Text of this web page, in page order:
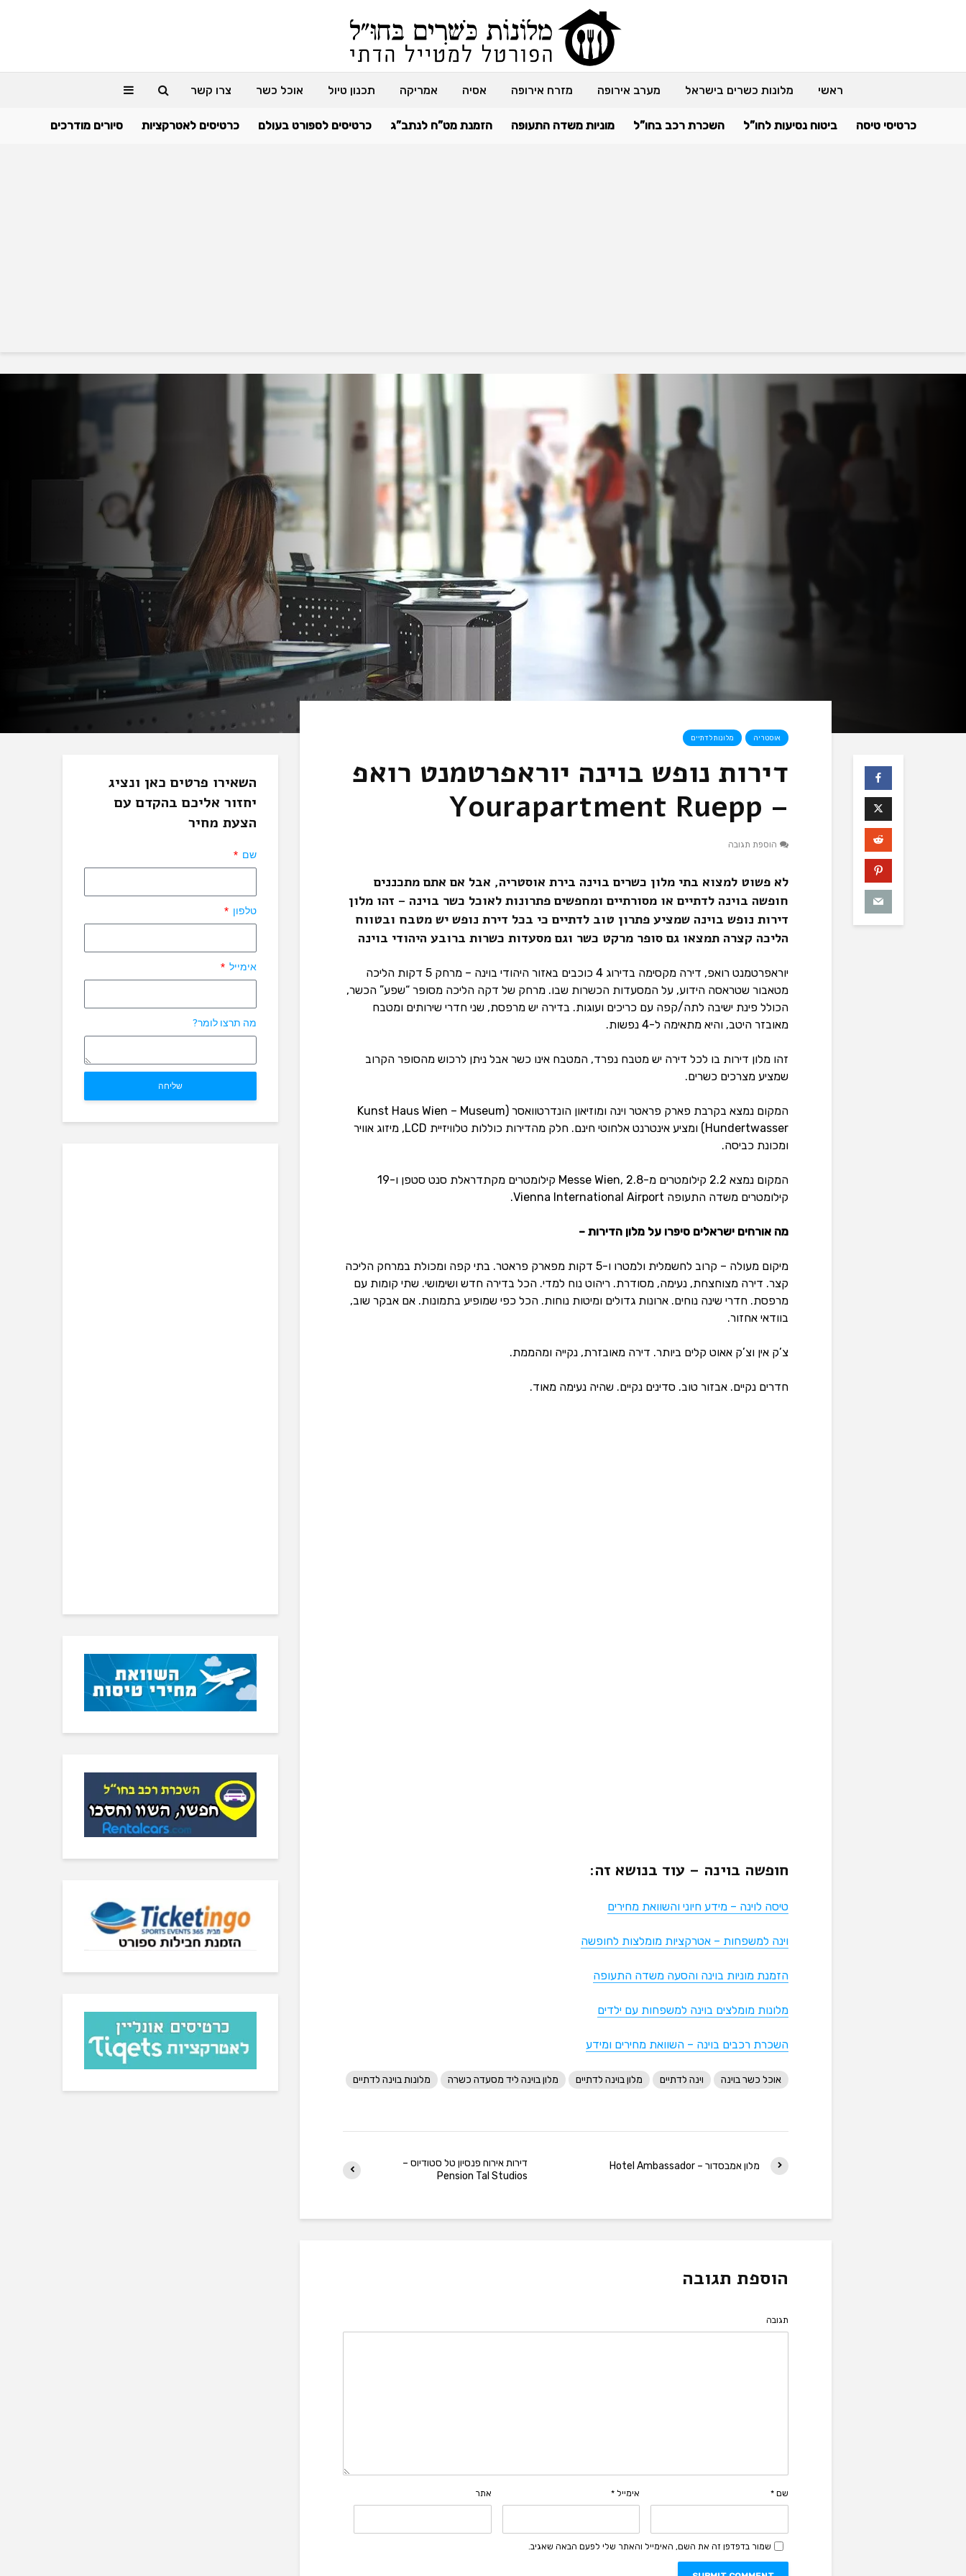
ראשי מלונות כשרים בישראל מערב אירופה מזרח אירופה אסיה אמריקה תכנון טיול אוכל כשר צרו קשר
כרטיסי טיסה ביטוח נסיעות לחו”ל השכרת רכב בחו”ל מוניות משדה התעופה הזמנת מט”ח לנתב”ג כרטיסים לספורט בעולם כרטיסים לאטרקציות סיורים מודרכים
אוסטריה מלונות לדתיים
דירות נופש בוינה יוראפרטמנט רואפ
– Yourapartment Ruepp
הוספת תגובה
לא פשוט למצוא בתי מלון כשרים בוינה בירת אוסטריה, אבל אם אתם מתכננים
חופשה בוינה לדתיים או מסורתיים ומחפשים פתרונות לאוכל כשר בוינה – זהו מלון
דירות נופש בוינה שמציע פתרון טוב לדתיים כי בכל דירת נופש יש מטבח ובטווח
הליכה קצרה תמצאו גם סופר מרקט כשר וגם מסעדות כשרות ברובע היהודי בוינה
יוראפרטמנט רואפ, דירה מקסימה בדירוג 4 כוכבים באזור היהודי בוינה – מרחק 5 דקות הליכה
מטאבור שטראסה הידוע, על המסעדות הכשרות שבו. מרחק של דקה הליכה מסופר “שפע” הכשר,
הכולל פינת ישיבה לתה/קפה עם כריכים ועוגות. בדירה יש מרפסת, שני חדרי שירותים ומטבח
מאובזר היטב, והיא מתאימה ל-4 נפשות.
זהו מלון דירות בו לכל דירה יש מטבח נפרד, המטבח אינו כשר אבל ניתן לרכוש מהסופר הקרוב
שמציע מצרכים כשרים.
המקום נמצא בקרבת פארק פראטר וינה ומוזיאון הונדרטוואסר (Kunst Haus Wien – Museum
Hundertwasser) ומציע אינטרנט אלחוטי חינם. חלק מהדירות כוללות טלוויזיית LCD, מיזוג אוויר
ומכונת כביסה.
המקום נמצא 2.2 קילומטרים מ-Messe Wien, 2.8 קילומטרים מקתדראלת סנט סטפן ו-19
קילומטרים משדה התעופה Vienna International Airport.
מה אורחים ישראלים סיפרו על מלון הדירות –
מיקום מעולה – קרוב לחשמלית ולמטרו ו-5 דקות מפארק פראטר. בתי קפה ומכולת במרחק הליכה
קצר. דירה מצוחצחת, נעימה, מסודרת. ריהוט נוח למדי. הכל בדירה חדש ושימושי. שתי קומות עם
מרפסת. חדרי שינה נוחים. ארונות גדולים ומיטות נוחות. הכל כפי שמופיע בתמונות. אם אבקר שוב,
בוודאי אחזור.
צ’ק אין וצ’ק אאוט קלים ביותר. דירה מאובזרת, נקייה ומהממת.
חדרים נקיים. אבזור טוב. סדינים נקיים. שהיה נעימה מאוד.
חופשה בוינה – עוד בנושא זה:
טיסה לוינה – מידע חיוני והשוואת מחירים
וינה למשפחות – אטרקציות מומלצות לחופשה
הזמנת מוניות בוינה והסעה משדה התעופה
מלונות מומלצים בוינה למשפחות עם ילדים
השכרת רכבים בוינה – השוואת מחירים ומידע
אוכל כשר בוינה וינה לדתיים מלון בוינה לדתיים מלון בוינה ליד מסעדה כשרה מלונות בוינה לדתיים
דירות אירוח פנסיון טל סטודיוס –
Pension Tal Studios
מלון אמבסדור – Hotel Ambassador
הוספת תגובה
תגובה
שם * אימייל * אתר
שמור בדפדפן זה את השם, האימייל והאתר שלי לפעם הבאה שאגיב.
השאירו פרטים כאן ונציג
יחזור אליכם בהקדם עם
הצעת מחיר
שם
טלפון
אימייל
מה תרצו לומר?
שליחה